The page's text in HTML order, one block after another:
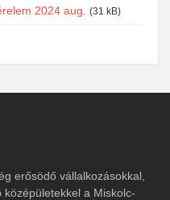
2024 aug. (31 kB)
erősödő vállalkozásokkal,
a Miskolc-